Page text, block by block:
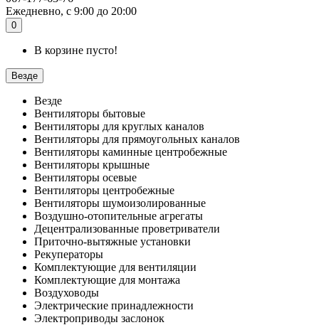
Ежедневно, с 9:00 до 20:00
0
В корзине пусто!
Везде
Везде
Вентиляторы бытовые
Вентиляторы для круглых каналов
Вентиляторы для прямоугольных каналов
Вентиляторы каминные центробежные
Вентиляторы крышные
Вентиляторы осевые
Вентиляторы центробежные
Вентиляторы шумоизолированные
Воздушно-отопительные агрегаты
Децентрализованные проветриватели
Приточно-вытяжные установки
Рекуператоры
Комплектующие для вентиляции
Комплектующие для монтажа
Воздуховоды
Электрические принадлежности
Электроприводы заслонок